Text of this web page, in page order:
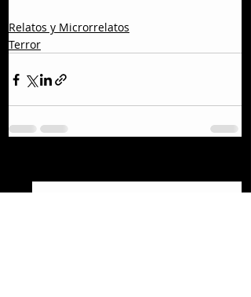
Relatos y Microrrelatos
Terror